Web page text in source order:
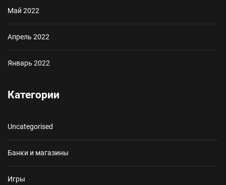
Май 2022
Апрель 2022
Январь 2022
Категории
Uncategorised
Банки и магазины
Игры